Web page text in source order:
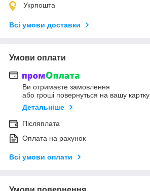
Укрпошта
Всі умови доставки
Умови оплати
Ви отримаєте замовлення
або гроші повернуться на вашу картку
Детальніше
Післяплата
Оплата на рахунок
Всі умови оплати